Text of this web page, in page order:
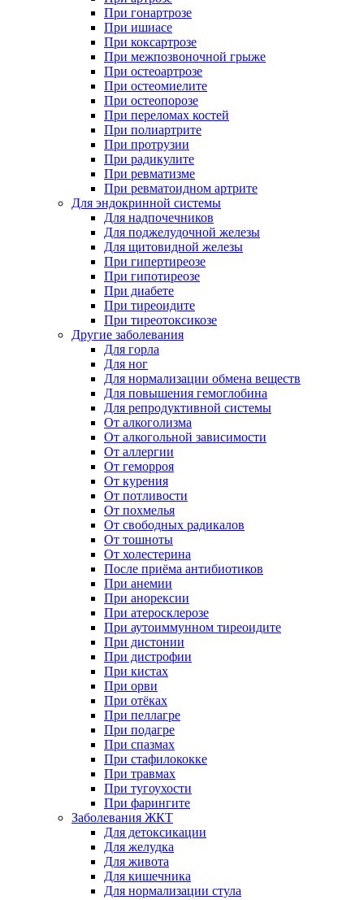
При гонартрозе
При ишиасе
При коксартрозе
При межпозвоночной грыже
При остеоартрозе
При остеомиелите
При остеопорозе
При переломах костей
При полиартрите
При протрузии
При радикулите
При ревматизме
При ревматоидном артрите
Для эндокринной системы
Для надпочечников
Для поджелудочной железы
Для щитовидной железы
При гипертиреозе
При гипотиреозе
При диабете
При тиреоидите
При тиреотоксикозе
Другие заболевания
Для горла
Для ног
Для нормализации обмена веществ
Для повышения гемоглобина
Для репродуктивной системы
От алкоголизма
От алкогольной зависимости
От аллергии
От геморроя
От курения
От потливости
От похмелья
От свободных радикалов
От тошноты
От холестерина
После приёма антибиотиков
При анемии
При анорексии
При атеросклерозе
При аутоиммунном тиреоидите
При дистонии
При дистрофии
При кистах
При орви
При отёках
При пеллагре
При подагре
При спазмах
При стафилококке
При травмах
При тугоухости
При фарингите
Заболевания ЖКТ
Для детоксикации
Для желудка
Для живота
Для кишечника
Для нормализации стула